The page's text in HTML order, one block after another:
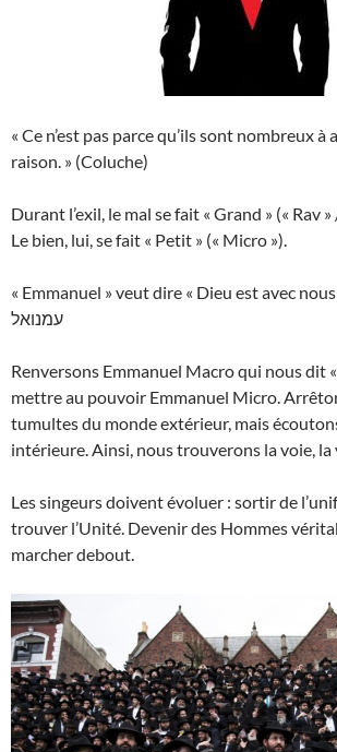
« Ce n’est pas parce qu’ils sont nombreux
raison. » (Coluche)
Durant l’exil, le mal se fait « Grand » (« Rav
Le bien, lui, se fait « Petit » (« Micro »).
« Emmanuel » veut dire « Dieu est avec
עמנואל
Renversons Emmanuel Macro qui nous dit
mettre au pouvoir Emmanuel Micro.
tumultes du monde extérieur, mais
intérieure. Ainsi, nous trouverons la voie,
Les singeurs doivent évoluer : sortir de
trouver l’Unité. Devenir des Hommes
marcher debout.